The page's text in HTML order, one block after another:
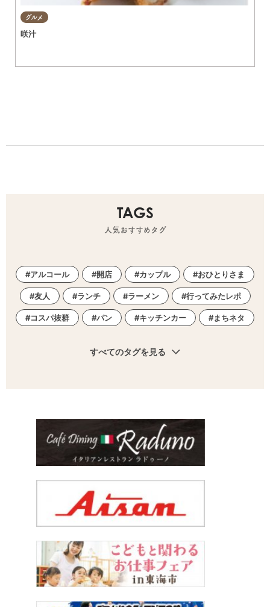
グルメ
咲汁
TAGS
人気おすすめタグ
アルコール 開店 カップル おひとりさま
友人 ランチ ラーメン 行ってみたレポ
コスパ抜群 パン キッチンカー まちネタ
すべてのタグを見る